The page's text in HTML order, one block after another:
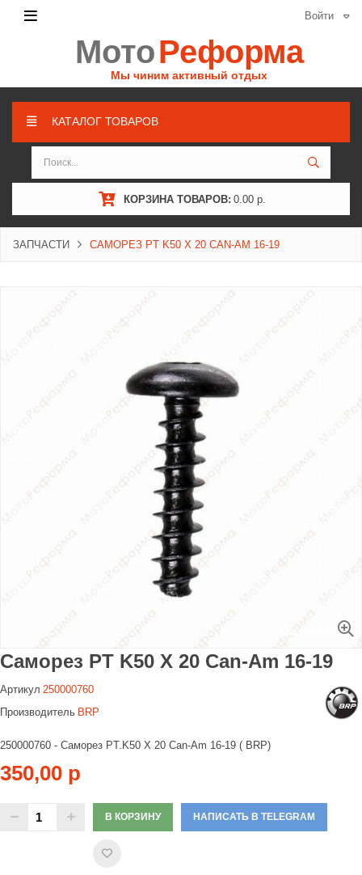
Войти
МотоРеформа
Мы чиним активный отдых
КАТАЛОГ ТОВАРОВ
КОРЗИНА ТОВАРОВ: 0.00 р.
ЗАПЧАСТИ САМОРЕЗ PT K50 X 20 CAN-AM 16-19
Саморез PT K50 X 20 Can-Am 16-19
Артикул 250000760
Производитель BRP
250000760 - Саморез PT.K50 X 20 Can-Am 16-19 ( BRP)
350,00 р
В КОРЗИНУ НАПИСАТЬ В TELEGRAM